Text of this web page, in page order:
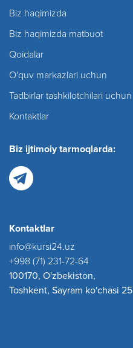
Biz haqimizda
Biz haqimizda matbuot
Qoidalar
O'quv markazlari uchun
Tadbirlar tashkilotchilari uchun
Kontaktlar
Biz ijtimoiy tarmoqlarda:
Kontaktlar
info@kursi24.uz
+998 (71) 231-72-64
100170, O'zbekiston,
Toshkent, Sayram ko'chasi 25